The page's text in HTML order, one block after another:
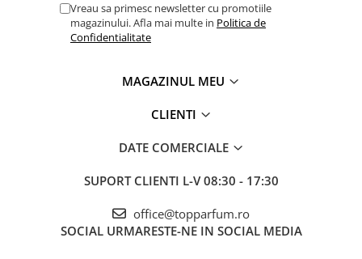
Vreau sa primesc newsletter cu promotiile
magazinului. Afla mai multe in Politica de
Confidentialitate
MAGAZINUL MEU
CLIENTI
DATE COMERCIALE
SUPORT CLIENTI L-V 08:30 - 17:30
office@topparfum.ro
SOCIAL URMARESTE-NE IN SOCIAL MEDIA